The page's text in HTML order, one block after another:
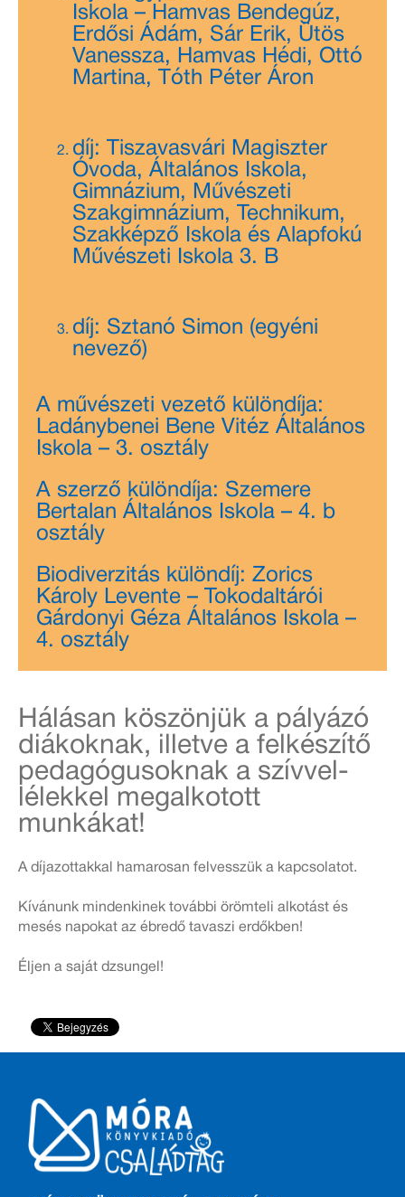
Iskola – Hamvas Bendegúz,
Erdősi Ádám, Sár Erik, Ütös
Vanessza, Hamvas Hédi, Ottó
Martina, Tóth Péter Áron
díj: Tiszavasvári Magiszter
Óvoda, Általános Iskola,
Gimnázium, Művészeti
Szakgimnázium, Technikum,
Szakképző Iskola és Alapfokú
Művészeti Iskola 3. B
díj: Sztanó Simon (egyéni
nevező)
A művészeti vezető különdíja:
Ladánybenei Bene Vitéz Általános
Iskola – 3. osztály
A szerző különdíja: Szemere
Bertalan Általános Iskola – 4. b
osztály
Biodiverzitás különdíj: Zorics
Károly Levente – Tokodaltárói
Gárdonyi Géza Általános Iskola –
4. osztály
Hálásan köszönjük a pályázó
diákoknak, illetve a felkészítő
pedagógusoknak a szívvel-
lélekkel megalkotott
munkákat!
A díjazottakkal hamarosan felvesszük a kapcsolatot.
Kívánunk mindenkinek további örömteli alkotást és
mesés napokat az ébredő tavaszi erdőkben!
Éljen a saját dzsungel!